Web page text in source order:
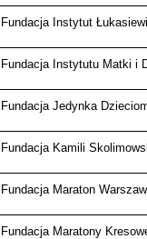
Fundacja Instytut
Fundacja Instytutu Matki i
Fundacja Jedynka
Fundacja Kamili
Fundacja Maraton
Fundacja Maratony